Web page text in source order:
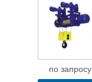
по запросу